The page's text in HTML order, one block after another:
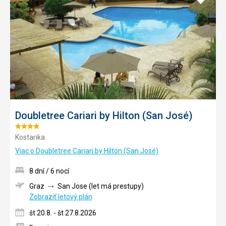
Doubletree Cariari by Hilton (San José)
Hodnotenie:
4/5
Kostarika
Viac o Doubletree Cariari by Hilton (San José)
do
8 dní / 6 nocí
Graz
San Jose (let má prestupy)
Zobraziť letový plán
št 20.8. - št 27.8.2026